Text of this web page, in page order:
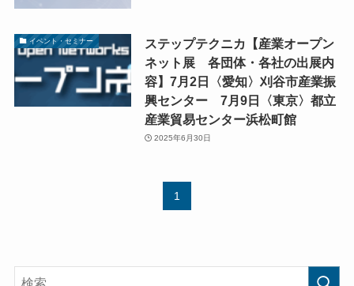
イベント・セミナー
ステップテクニカ【産業オープン
ネット展 各団体・各社の出展内
容】7月2日〈愛知〉刈谷市産業振
興センター 7月9日〈東京〉都立
産業貿易センター浜松町館
2025年6月30日
1